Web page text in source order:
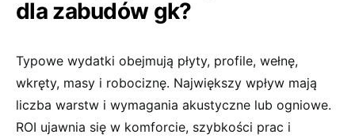
dla zabudów gk?
Typowe wydatki obejmują płyty, profile, wełnę,
wkręty, masy i robociznę. Największy wpływ mają
liczba warstw i wymagania akustyczne lub ogniowe.
ROI ujawnia się w komforcie, szybkości prac i